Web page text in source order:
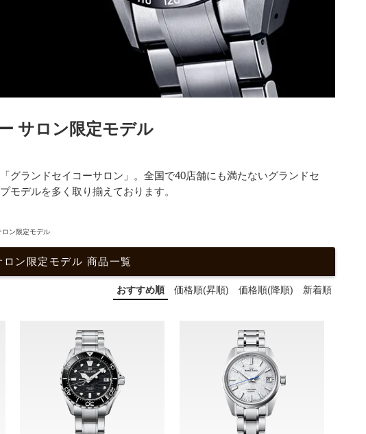
サロン限定モデル
グランドセイコーサロン」。全国で40店舗にも満たないグランドセ
モデルを多く取り揃えております。
ロン限定モデル
ン限定モデル 商品一覧
おすすめ順 価格順(昇順) 価格順(降順) 新着順